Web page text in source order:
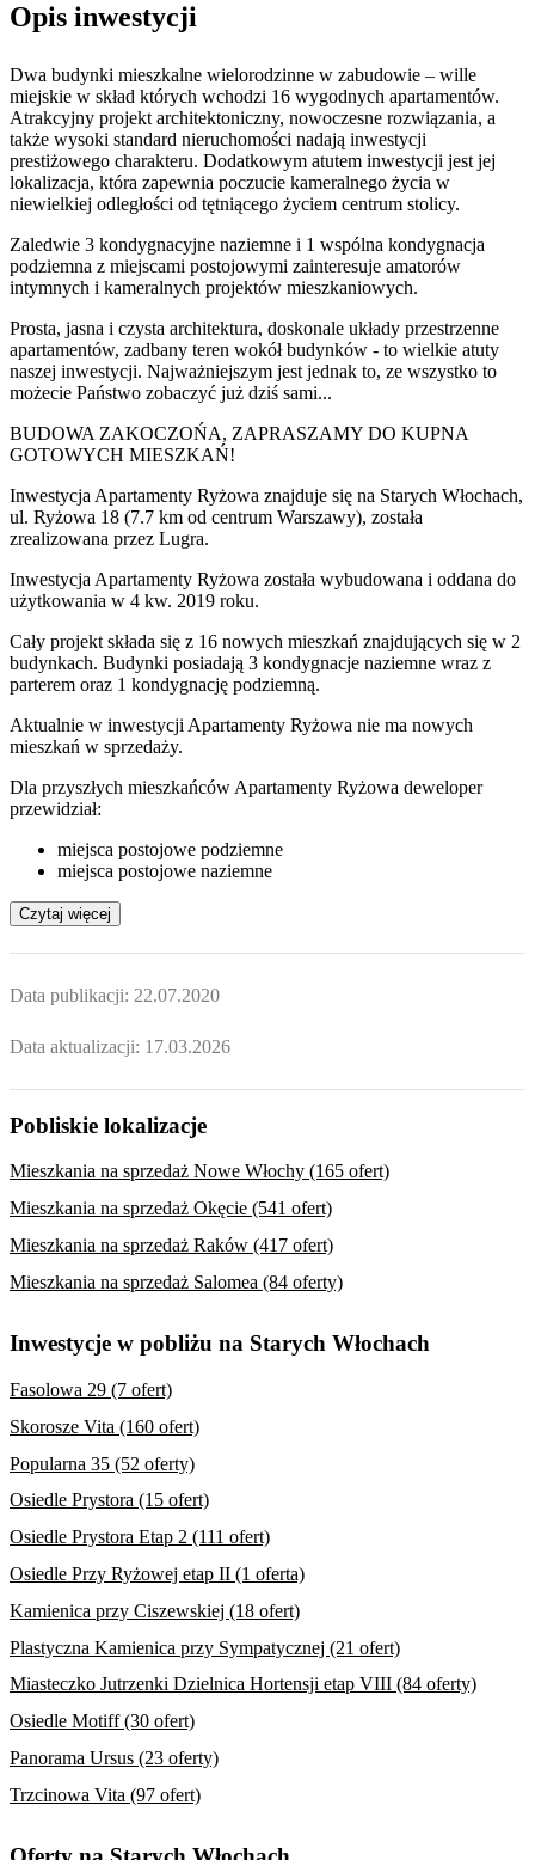
Opis inwestycji
Dwa budynki mieszkalne wielorodzinne w zabudowie – wille
miejskie w skład których wchodzi 16 wygodnych apartamentów.
Atrakcyjny projekt architektoniczny, nowoczesne rozwiązania, a
także wysoki standard nieruchomości nadają inwestycji
prestiżowego charakteru. Dodatkowym atutem inwestycji jest jej
lokalizacja, która zapewnia poczucie kameralnego życia w
niewielkiej odległości od tętniącego życiem centrum stolicy.
Zaledwie 3 kondygnacyjne naziemne i 1 wspólna kondygnacja
podziemna z miejscami postojowymi zainteresuje amatorów
intymnych i kameralnych projektów mieszkaniowych.
Prosta, jasna i czysta architektura, doskonale układy przestrzenne
apartamentów, zadbany teren wokół budynków - to wielkie atuty
naszej inwestycji. Najważniejszym jest jednak to, ze wszystko to
możecie Państwo zobaczyć już dziś sami...
BUDOWA ZAKOCZOŃA, ZAPRASZAMY DO KUPNA
GOTOWYCH MIESZKAŃ!
Inwestycja Apartamenty Ryżowa znajduje się na Starych Włochach,
ul. Ryżowa 18 (7.7 km od centrum Warszawy), została
zrealizowana przez Lugra.
Inwestycja Apartamenty Ryżowa została wybudowana i oddana do
użytkowania w 4 kw. 2019 roku.
Cały projekt składa się z 16 nowych mieszkań znajdujących się w 2
budynkach. Budynki posiadają 3 kondygnacje naziemne wraz z
parterem oraz 1 kondygnację podziemną.
Aktualnie w inwestycji Apartamenty Ryżowa nie ma nowych
mieszkań w sprzedaży.
Dla przyszłych mieszkańców Apartamenty Ryżowa deweloper
przewidział:
miejsca postojowe podziemne
miejsca postojowe naziemne
Czytaj więcej
Data publikacji: 22.07.2020
Data aktualizacji: 17.03.2026
Pobliskie lokalizacje
Mieszkania na sprzedaż Nowe Włochy (165 ofert)
Mieszkania na sprzedaż Okęcie (541 ofert)
Mieszkania na sprzedaż Raków (417 ofert)
Mieszkania na sprzedaż Salomea (84 oferty)
Inwestycje w pobliżu na Starych Włochach
Fasolowa 29 (7 ofert)
Skorosze Vita (160 ofert)
Popularna 35 (52 oferty)
Osiedle Prystora (15 ofert)
Osiedle Prystora Etap 2 (111 ofert)
Osiedle Przy Ryżowej etap II (1 oferta)
Kamienica przy Ciszewskiej (18 ofert)
Plastyczna Kamienica przy Sympatycznej (21 ofert)
Miasteczko Jutrzenki Dzielnica Hortensji etap VIII (84 oferty)
Osiedle Motiff (30 ofert)
Panorama Ursus (23 oferty)
Trzcinowa Vita (97 ofert)